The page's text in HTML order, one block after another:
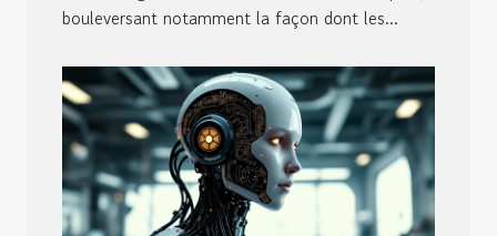
des données ?
bouleversant notamment la façon dont les...